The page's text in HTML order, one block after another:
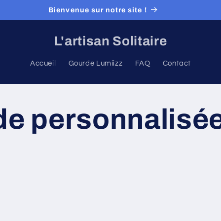
Bienvenue sur notre site !
L'artisan Solitaire
Accueil Gourde Lumiizz FAQ Contact